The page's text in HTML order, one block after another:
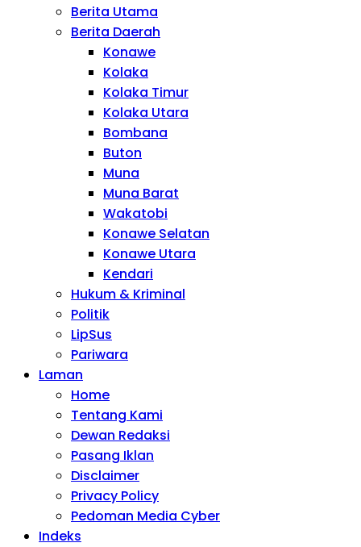
Berita Utama
Berita Daerah
Konawe
Kolaka
Kolaka Timur
Kolaka Utara
Bombana
Buton
Muna
Muna Barat
Wakatobi
Konawe Selatan
Konawe Utara
Kendari
Hukum & Kriminal
Politik
LipSus
Pariwara
Laman
Home
Tentang Kami
Dewan Redaksi
Pasang Iklan
Disclaimer
Privacy Policy
Pedoman Media Cyber
Indeks